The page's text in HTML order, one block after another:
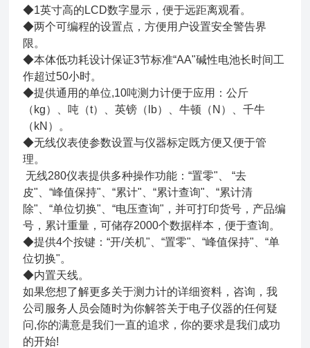
◆1英寸高的LCD数字显示，便于远距离观看。
◆两个可编程的设置点，方便用户设置安全警告界
限。
◆本体低功耗设计保证3节标准“AA"碱性电池长时间工
作超过50小时。
◆提供通用的单位,10吨测力计便于应用：公斤
（kg）、吨（t）、英镑（lb）、牛顿（N）、千牛
（kN）。
◆无线仪表使参数设置与仪器标定既方便又便于管
理。
无线280仪表提供多种操作功能：“置零"、 “去
皮"、“峰值保持"、“累计"、“累计查询"、“累计清
除"、“单位切换"、“电压查询"，并可打印货号，产品编
号，累计重量，可储存2000个数据样本，便于查询。
◆提供4个按键：“开/关机"、“置零"、“峰值保持"、“单
位切换"。
◆内置天线。
如果您想了解更多关于测力计的详细资料，咨询，我
公司服务人员会随时为你解答关于电子仪器的任何疑
问,你的满意是我们一直的追求，你的要求是我们成功
的开始!